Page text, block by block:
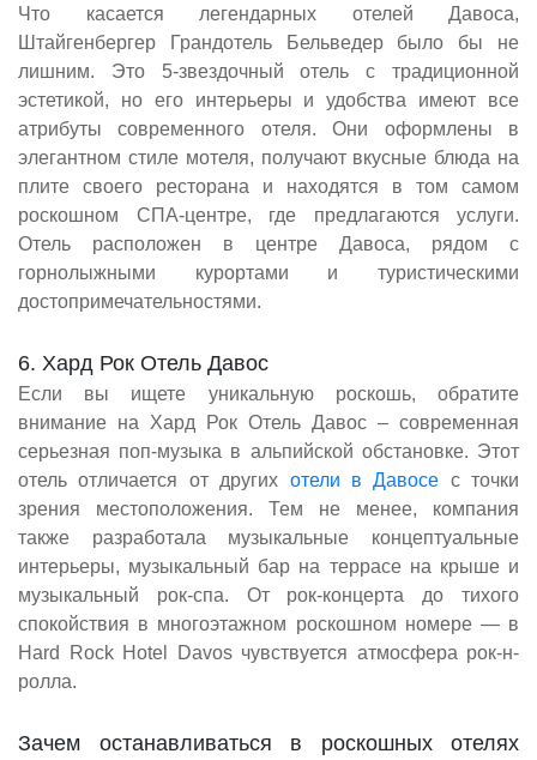
Что касается легендарных отелей Давоса,
Штайгенбергер Грандотель Бельведер было бы не
лишним. Это 5-звездочный отель с традиционной
эстетикой, но его интерьеры и удобства имеют все
атрибуты современного отеля. Они оформлены в
элегантном стиле мотеля, получают вкусные блюда на
плите своего ресторана и находятся в том самом
роскошном СПА-центре, где предлагаются услуги.
Отель расположен в центре Давоса, рядом с
горнолыжными курортами и туристическими
достопримечательностями.
6. Хард Рок Отель Давос
Если вы ищете уникальную роскошь, обратите
внимание на Хард Рок Отель Давос – современная
серьезная поп-музыка в альпийской обстановке. Этот
отель отличается от других отели в Давосе с точки
зрения местоположения. Тем не менее, компания
также разработала музыкальные концептуальные
интерьеры, музыкальный бар на террасе на крыше и
музыкальный рок-спа. От рок-концерта до тихого
спокойствия в многоэтажном роскошном номере — в
Hard Rock Hotel Davos чувствуется атмосфера рок-н-
ролла.
Зачем останавливаться в роскошных отелях